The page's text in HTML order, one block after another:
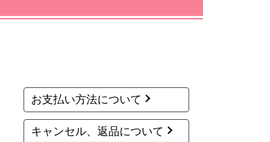
お支払い方法について
キャンセル、返品について